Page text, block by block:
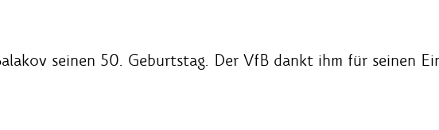
seinen 50. Geburtstag. Der VfB dankt ihm für seinen